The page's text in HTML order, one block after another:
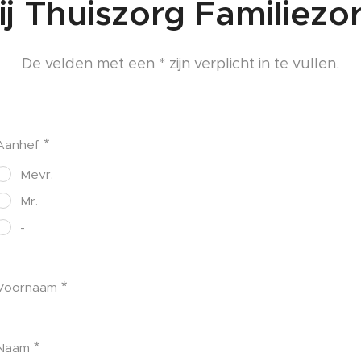
Thuiszorg
De velden met een * zijn verplicht in te vullen.
Mevr.
Mr.
-